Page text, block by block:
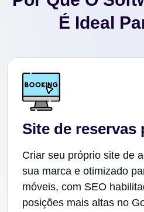
É Ideal
Site de
Criar seu próprio site de
sua marca e otimizado
móveis, com SEO
posições mais altas no